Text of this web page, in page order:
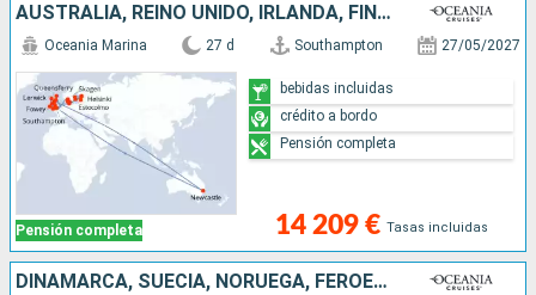
AUSTRALIA, REINO UNIDO, IRLANDA, FINLANDIA, ESTONIA, LETONIA, SUECIA, ALEMANIA, DINAMARCA
Pensión completa
Oceania Marina 27 d Southampton 27/05/2027
14 209 € Tasas incluidas
bebidas incluidas
crédito a bordo
Pensión completa
DINAMARCA, SUECIA, NORUEGA, FÉROES (ISLAS), ISLANDIA